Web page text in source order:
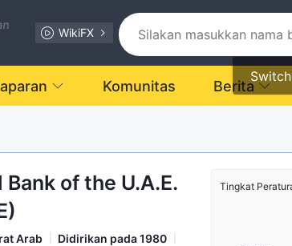
WikiFX
Komunitas Berita
of the U.A.E.
Arab
Didirikan pada 1980
Tingkat